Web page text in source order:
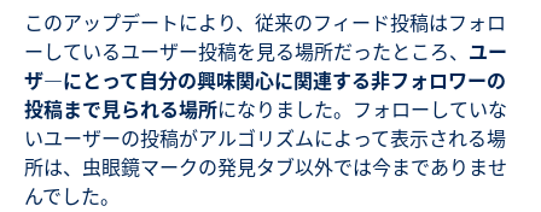
このアップデートにより、従来のフィード投稿はフォロ
ーしているユーザー投稿を見る場所だったところ、 ユー
ザ―にとって自分の興味関心に関連する非フォロワーの
投稿まで見られる場所になりました。フォローしていな
いユーザーの投稿がアルゴリズムによって表示される場
所は、虫眼鏡マークの発見タブ以外では今までありませ
んでした。